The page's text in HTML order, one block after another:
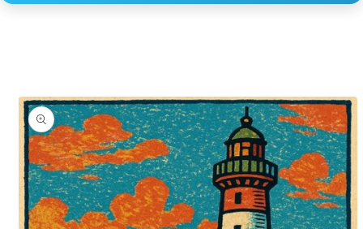
Skip to
product
information